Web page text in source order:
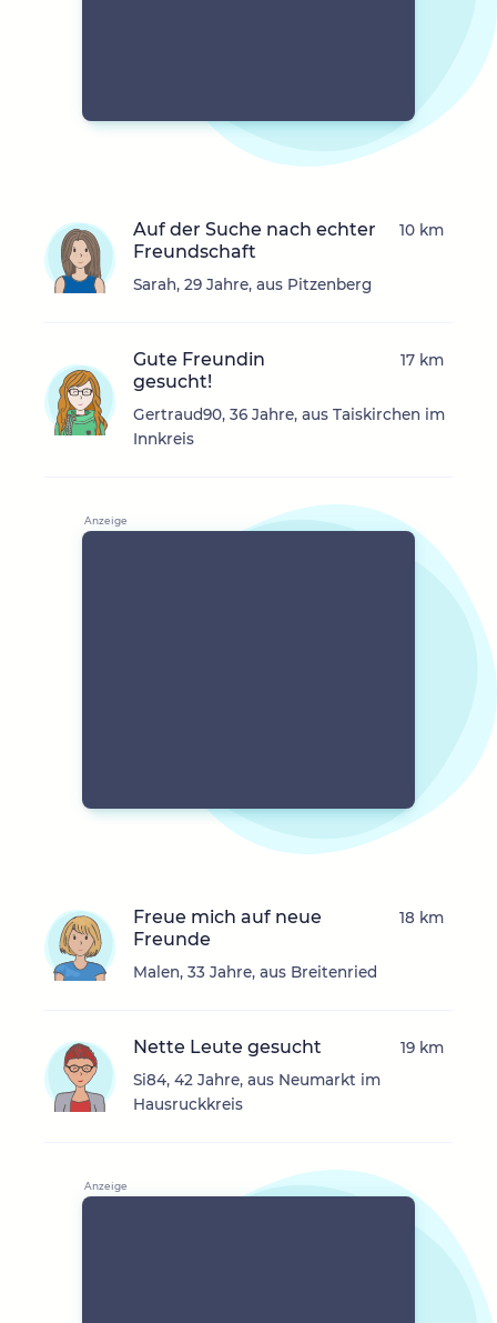
Auf der Suche nach echter
Freundschaft
Sarah, 29 Jahre, aus Pitzenberg
10 km
Gute Freundin
gesucht!
Gertraud90, 36 Jahre, aus Taiskirchen im
Innkreis
17 km
Freue mich auf neue
Freunde
Malen, 33 Jahre, aus Breitenried
18 km
Nette Leute gesucht
Si84, 42 Jahre, aus Neumarkt im
Hausruckkreis
19 km